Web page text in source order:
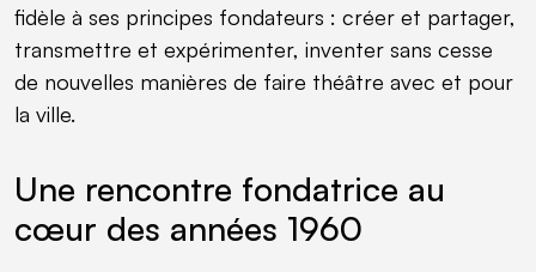
fidèle à ses principes fondateurs : créer et partager,
transmettre et expérimenter, inventer sans cesse
de nouvelles manières de faire théâtre avec et pour
la ville.
Une rencontre fondatrice au
cœur des années 1960